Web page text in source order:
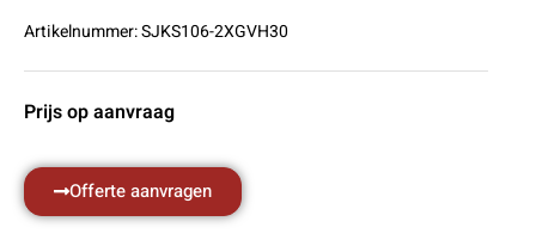
Artikelnummer:SJKS106-2XGVH30
Prijs op aanvraag
Offerte aanvragen